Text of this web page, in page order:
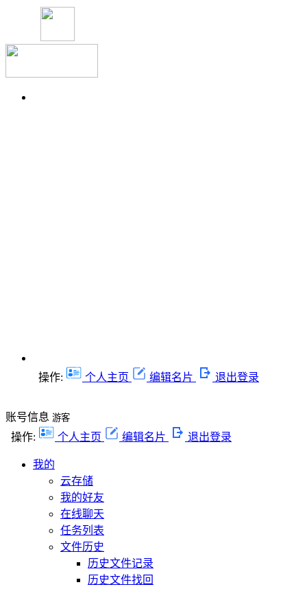
操作: 个人主页 编辑名片 退出登录
账号信息 游客
操作: 个人主页 编辑名片 退出登录
我的
云存储
我的好友
在线聊天
任务列表
文件历史
历史文件记录
历史文件找回